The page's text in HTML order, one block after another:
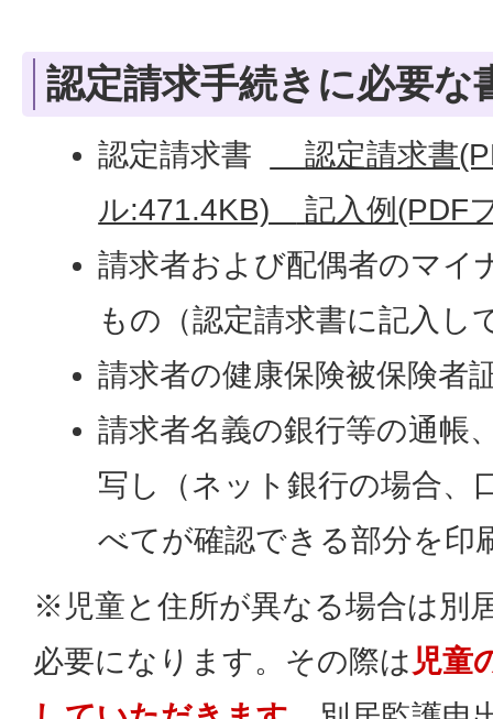
認定請求手続きに必要な
認定請求書
認定請求書
ル:471.4KB)
記入例(PDF
請求者および配偶者のマイ
もの（認定請求書に記入し
請求者の健康保険被保険者
請求者名義の銀行等の通帳
写し（ネット銀行の場合、
べてが確認できる部分を印
※児童と住所が異なる場合は別
必要になります。その際は児童